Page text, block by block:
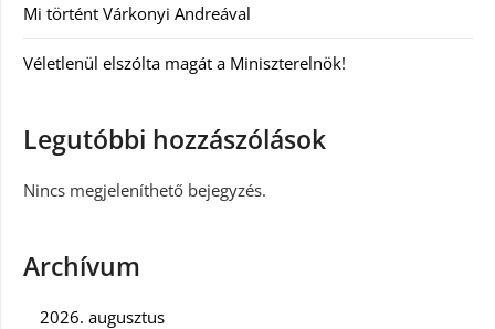
Mi történt Várkonyi Andreával
Véletlenül elszólta magát a Miniszterelnök!
Legutóbbi hozzászólások
Nincs megjeleníthető bejegyzés.
Archívum
2026. augusztus